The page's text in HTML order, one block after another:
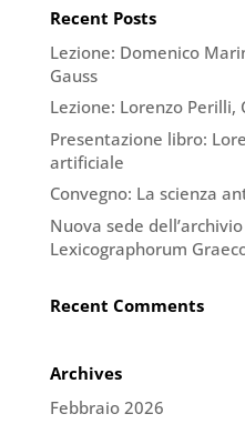
Recent Posts
Lezione: Domenico
Gauss
Lezione: Lorenzo Perilli,
Presentazione libro:
artificiale
Convegno: La scienza
Nuova sede
Lexicographorum
Recent Comments
Archives
Febbraio 2026